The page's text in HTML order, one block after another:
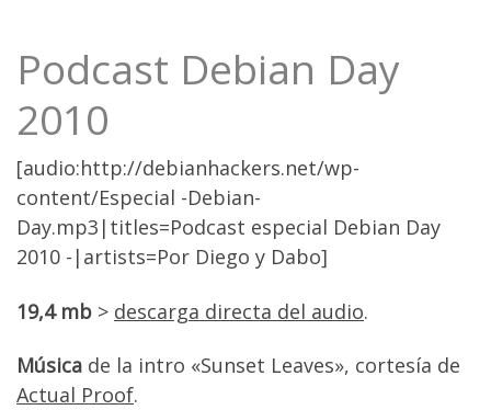
Podcast Debian Day
2010
[audio:http://debianhackers.net/wp-
content/Especial -Debian-
Day.mp3|titles=Podcast especial Debian Day
2010 -|artists=Por Diego y Dabo]
19,4 mb > descarga directa del audio.
Música de la intro «Sunset Leaves», cortesía de
Actual Proof.